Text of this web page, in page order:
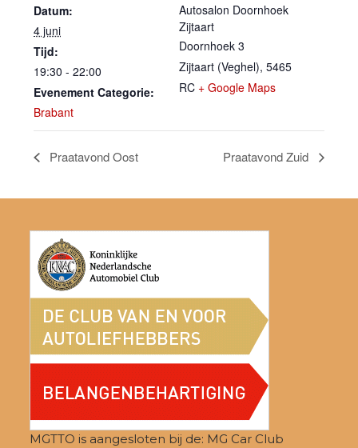
Datum:
4 juni
Tijd:
19:30 - 22:00
Evenement Categorie:
Brabant
Autosalon Doornhoek
Zijtaart
Doornhoek 3
Zijtaart (Veghel), 5465
RC + Google Maps
Praatavond Oost Praatavond Zuid
MGTTO is aangesloten bij de: MG Car Club